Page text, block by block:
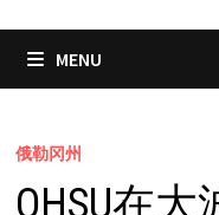
MENU
俄勒冈州
OHSU在